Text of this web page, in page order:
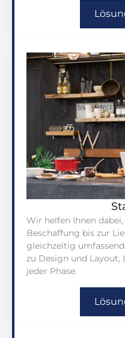
Wir helfen Ihnen
Beschaffung bis zur
gleichzeitig
zu Design und Layout,
jeder Phase.